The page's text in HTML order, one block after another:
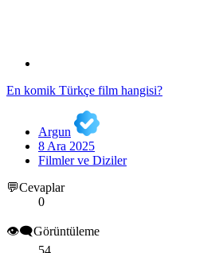
En komik Türkçe film hangisi?
Argun
8 Ara 2025
Filmler ve Diziler
💬Cevaplar
0
👁️‍🗨️Görüntüleme